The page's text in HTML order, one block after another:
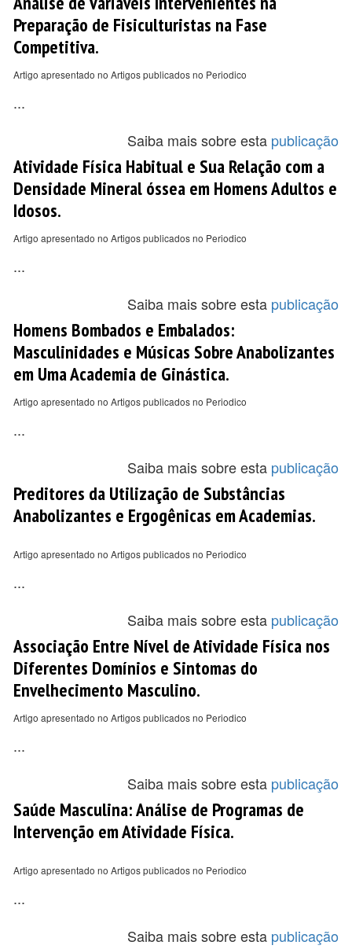
Preparação de Fisiculturistas na Fase
Competitiva.
Artigo apresentado no Artigos publicados no Periodico
...
Saiba mais sobre esta publicação
Atividade Física Habitual e Sua Relação com a
Densidade Mineral óssea em Homens Adultos e
Idosos.
Artigo apresentado no Artigos publicados no Periodico
...
Saiba mais sobre esta publicação
Homens Bombados e Embalados:
Masculinidades e Músicas Sobre Anabolizantes
em Uma Academia de Ginástica.
Artigo apresentado no Artigos publicados no Periodico
...
Saiba mais sobre esta publicação
Preditores da Utilização de Substâncias
Anabolizantes e Ergogênicas em Academias.
Artigo apresentado no Artigos publicados no Periodico
...
Saiba mais sobre esta publicação
Associação Entre Nível de Atividade Física nos
Diferentes Domínios e Sintomas do
Envelhecimento Masculino.
Artigo apresentado no Artigos publicados no Periodico
...
Saiba mais sobre esta publicação
Saúde Masculina: Análise de Programas de
Intervenção em Atividade Física.
Artigo apresentado no Artigos publicados no Periodico
...
Saiba mais sobre esta publicação